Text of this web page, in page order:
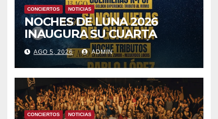
CONCIERTOS NOTICIAS
NOCHES DE LUNA 2026
INAUGURA SU CUARTA
TEMPORADA ESTE SÁBADO
8 CON OBK Y LA GUARDIA
AGO 5, 2026 ADMIN
CONCIERTOS NOTICIAS